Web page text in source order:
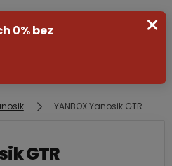
konto
YANBOX Yanosik GTR
GTR